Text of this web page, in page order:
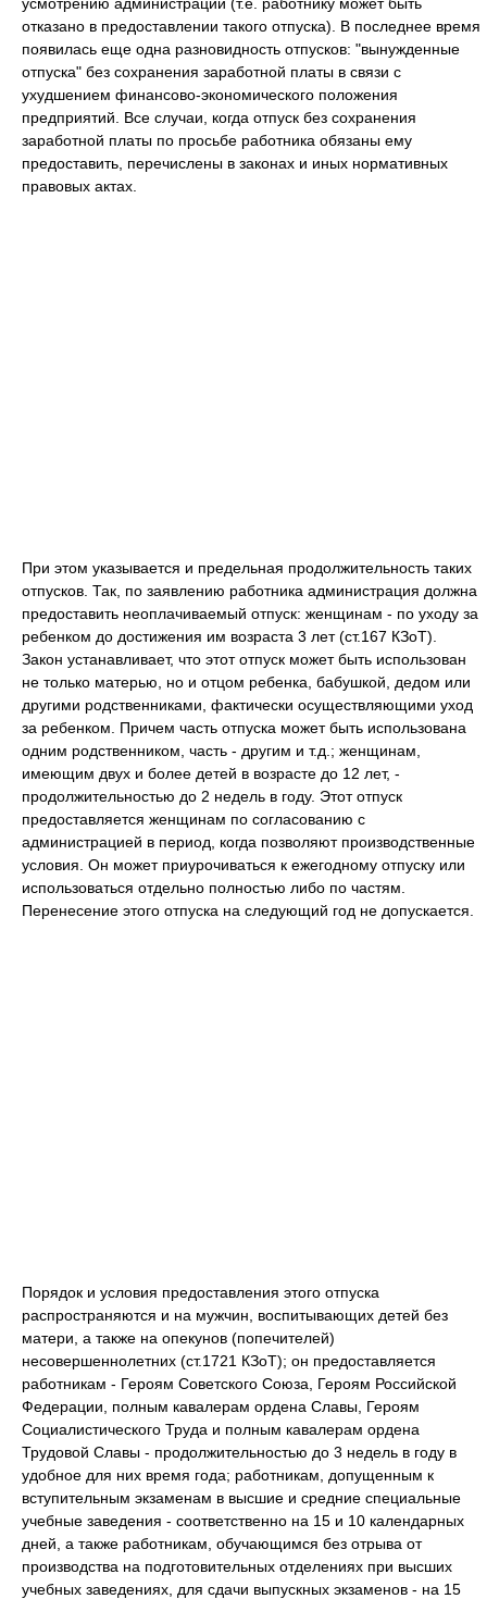
отказано в предоставлении такого отпуска). В последнее время
появилась еще одна разновидность отпусков: "вынужденные
отпуска" без сохранения заработной платы в связи с
ухудшением финансово-экономического положения
предприятий. Все случаи, когда отпуск без сохранения
заработной платы по просьбе работника обязаны ему
предоставить, перечислены в законах и иных нормативных
правовых актах.
При этом указывается и предельная продолжительность таких
отпусков. Так, по заявлению работника администрация должна
предоставить неоплачиваемый отпуск: женщинам - по уходу за
ребенком до достижения им возраста 3 лет (ст.167 КЗоТ).
Закон устанавливает, что этот отпуск может быть использован
не только матерью, но и отцом ребенка, бабушкой, дедом или
другими родственниками, фактически осуществляющими уход
за ребенком. Причем часть отпуска может быть использована
одним родственником, часть - другим и т.д.; женщинам,
имеющим двух и более детей в возрасте до 12 лет, -
продолжительностью до 2 недель в году. Этот отпуск
предоставляется женщинам по согласованию с
администрацией в период, когда позволяют производственные
условия. Он может приурочиваться к ежегодному отпуску или
использоваться отдельно полностью либо по частям.
Перенесение этого отпуска на следующий год не допускается.
Порядок и условия предоставления этого отпуска
распространяются и на мужчин, воспитывающих детей без
матери, а также на опекунов (попечителей)
несовершеннолетних (ст.1721 КЗоТ); он предоставляется
работникам - Героям Советского Союза, Героям Российской
Федерации, полным кавалерам ордена Славы, Героям
Социалистического Труда и полным кавалерам ордена
Трудовой Славы - продолжительностью до 3 недель в году в
удобное для них время года; работникам, допущенным к
вступительным экзаменам в высшие и средние специальные
учебные заведения - соответственно на 15 и 10 календарных
дней, а также работникам, обучающимся без отрыва от
производства на подготовительных отделениях при высших
учебных заведениях, для сдачи выпускных экзаменов - на 15